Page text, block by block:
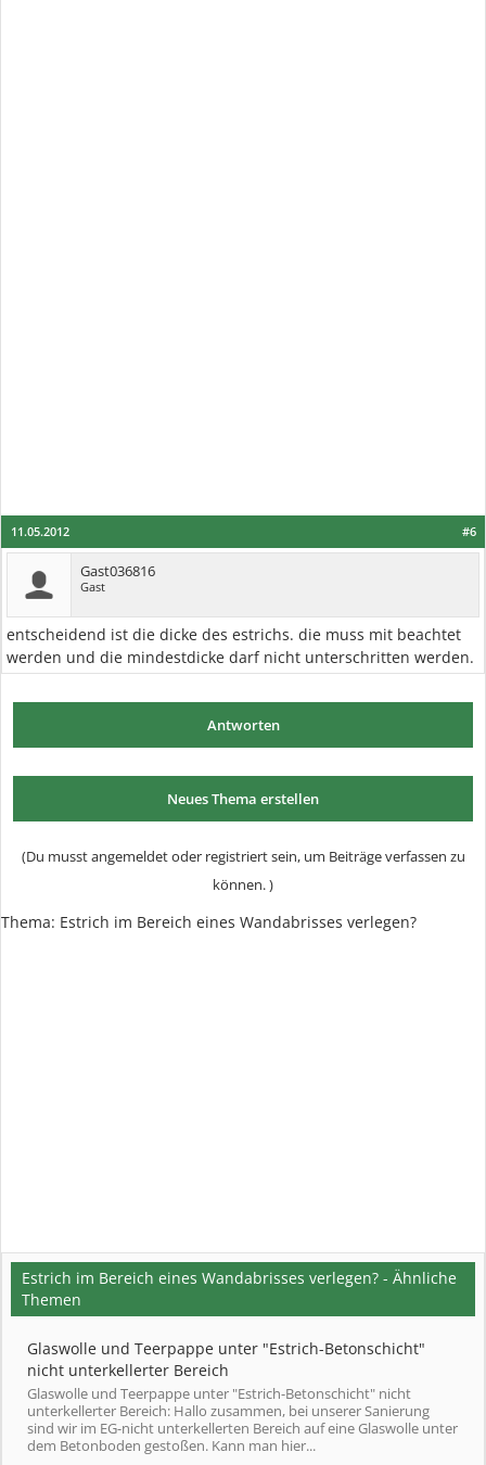
#6
11.05.2012
Gast036816
Gast
entscheidend ist die dicke des estrichs. die muss mit beachtet
werden und die mindestdicke darf nicht unterschritten werden.
Antworten
Neues Thema erstellen
(Du musst angemeldet oder registriert sein, um Beiträge verfassen zu
können. )
Thema: Estrich im Bereich eines Wandabrisses verlegen?
Estrich im Bereich eines Wandabrisses verlegen? - Ähnliche
Themen
Glaswolle und Teerpappe unter "Estrich-Betonschicht"
nicht unterkellerter Bereich
Glaswolle und Teerpappe unter "Estrich-Betonschicht" nicht
unterkellerter Bereich: Hallo zusammen, bei unserer Sanierung
sind wir im EG-nicht unterkellerten Bereich auf eine Glaswolle unter
dem Betonboden gestoßen. Kann man hier...